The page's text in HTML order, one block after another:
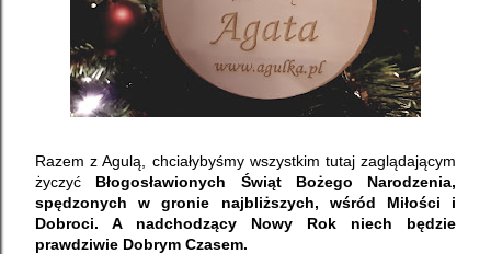
Razem z Agulą, chciałybyśmy wszystkim tutaj zaglądającym
życzyć Błogosławionych Świąt Bożego Narodzenia,
spędzonych w gronie najbliższych, wśród Miłości i
Dobroci. A nadchodzący Nowy Rok niech będzie
prawdziwie Dobrym Czasem.